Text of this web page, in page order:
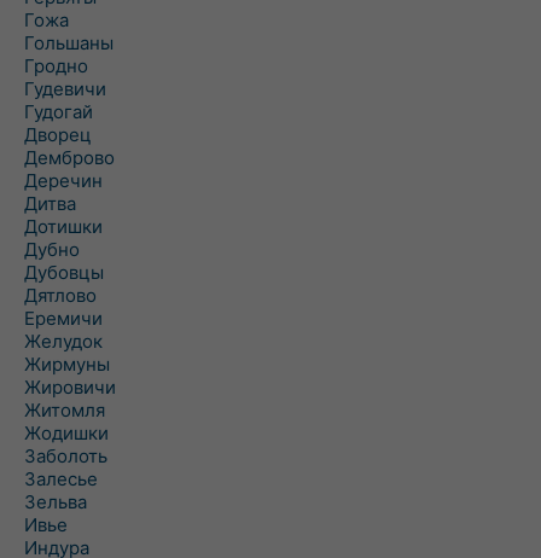
Гожа
Гольшаны
Гродно
Гудевичи
Гудогай
Дворец
Демброво
Деречин
Дитва
Дотишки
Дубно
Дубовцы
Дятлово
Еремичи
Желудок
Жирмуны
Жировичи
Житомля
Жодишки
Заболоть
Залесье
Зельва
Ивье
Индура